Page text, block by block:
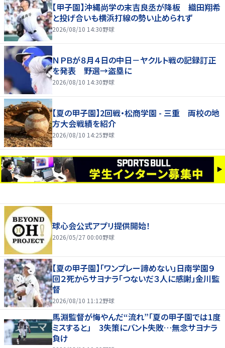
【甲子園】沖縄尚学の末吉良丞が降板 織田翔希
と投げ合いも横浜打線の勢い止められず
2026/08/10 14:30野球
ＮＰＢが８月４日の中日－ヤクルト戦の記録訂正
を発表 野選→盗塁に
2026/08/10 14:30野球
【夏の甲子園】2回戦・松商学園 - 三重 両校の地
方大会戦績を紹介
2026/08/10 14:25野球
球心会公式アプリ提供開始！
2026/05/27 00:00野球
【夏の甲子園】「ワンプレー諦めない」日南学園９
回２死からサヨナラ「つないだ３人に感謝」金川監
督
2026/08/10 11:12野球
馬淵監督が悔やんだ“流れ”「夏の甲子園では1度
ミスすると」 3失策にバント失敗…無念サヨナラ
負け